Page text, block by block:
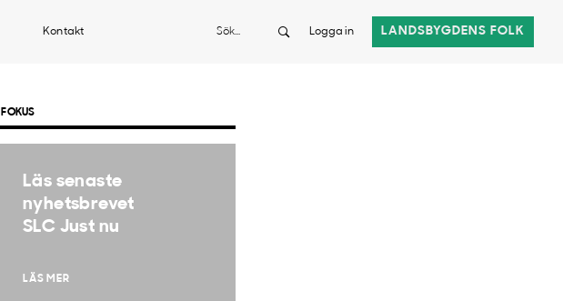
Kontakt Sök Logga in LANDSBYGDENS FOLK
I FOKUS
Läs senaste
nyhetsbrevet
SLC Just nu
LÄS MER